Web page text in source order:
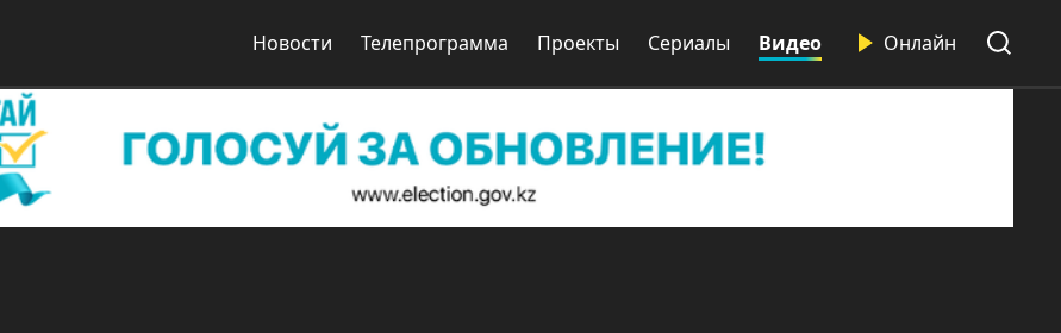
Новости Телепрограмма Проекты Сериалы Видео Онлайн